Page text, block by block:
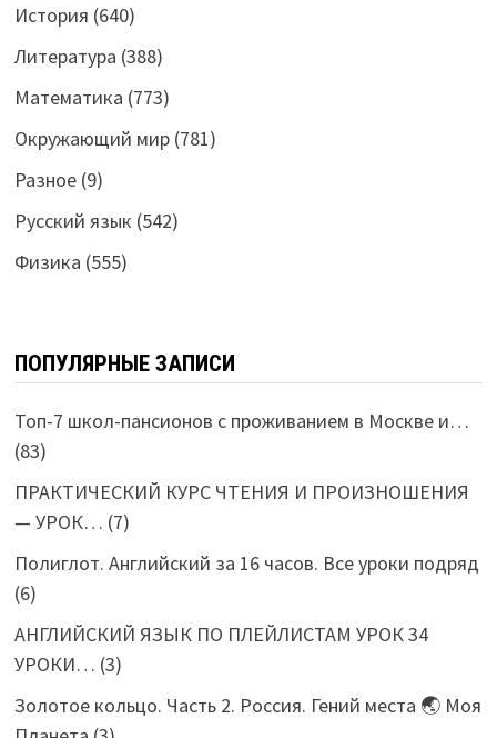
История (640)
Литература (388)
Математика (773)
Окружающий мир(781)
Разное(9)
Русский язык (542)
Физика (555)
ПОПУЛЯРНЫЕ ЗАПИСИ
Топ-7 школ-пансионов с проживанием в Москве и…
(83)
ПРАКТИЧЕСКИЙ КУРС ЧТЕНИЯ И ПРОИЗНОШЕНИЯ
— УРОК… (7)
Полиглот. Английский за 16 часов. Все уроки подряд
(6)
АНГЛИЙСКИЙ ЯЗЫК ПО ПЛЕЙЛИСТАМ УРОК 34
УРОКИ… (3)
Золотое кольцо. Часть 2. Россия. Гений места 🌏 Моя